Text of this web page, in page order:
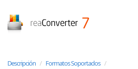
Descripción / Formatos Soportados /